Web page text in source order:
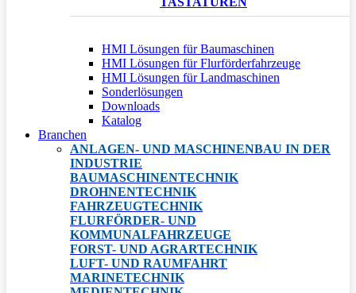
HMI Lösungen für Baumaschinen
HMI Lösungen für Flurförderfahrzeuge
HMI Lösungen für Landmaschinen
Sonderlösungen
Downloads
Katalog
Branchen
ANLAGEN- UND MASCHINENBAU IN DER
INDUSTRIE
BAUMASCHINENTECHNIK
DROHNENTECHNIK
FAHRZEUGTECHNIK
FLURFÖRDER- UND
KOMMUNALFAHRZEUGE
FORST- UND AGRARTECHNIK
LUFT- UND RAUMFAHRT
MARINETECHNIK